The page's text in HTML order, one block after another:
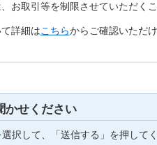
お取引等を制限させていただくこ
詳細はこちらからご確認いただけ
かせください
選択して、「送信する」を押してく